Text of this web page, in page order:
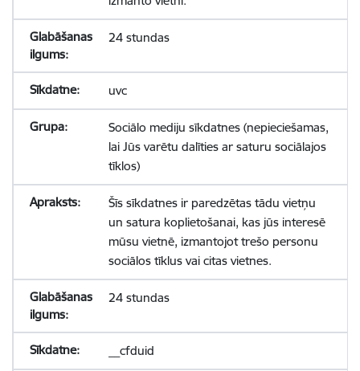
24 stundas
uvc
Sociālo mediju sīkdatnes (nepieciešamas,
lai Jūs varētu dalīties ar saturu sociālajos
tīklos)
Šīs sīkdatnes ir paredzētas tādu vietņu
un satura koplietošanai, kas jūs interesē
mūsu vietnē, izmantojot trešo personu
sociālos tīklus vai citas vietnes.
24 stundas
__cfduid